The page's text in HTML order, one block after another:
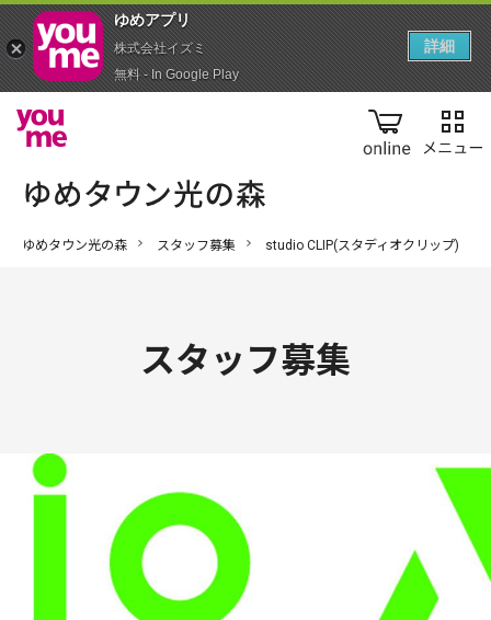
online
ゆめタウン光の森 スタッフ募集 studio CLIP(スタディオクリップ)
スタッフ募集
ゆめアプ‪リ‬
株式会社イズミ
無料 - In Google Play
詳細